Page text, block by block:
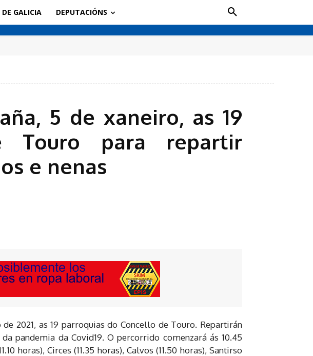
GALICIA DEPUTACIÓNS
5 de xaneiro, as 19
Touro para repartir
e nenas
2021, as 19 parroquias do Concello de Touro. Repartirán
pandemia da Covid19. O percorrido comenzará ás 10.45
horas), Circes (11.35 horas), Calvos (11.50 horas), Santirso